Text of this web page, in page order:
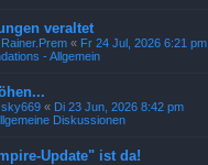
veraltet
Rainer.Prem « Fr 24 Jul, 2026 6:21 pm
- Allgemein
sky669 « Di 23 Jun, 2026 8:42 pm
Diskussionen
Update" ist da!